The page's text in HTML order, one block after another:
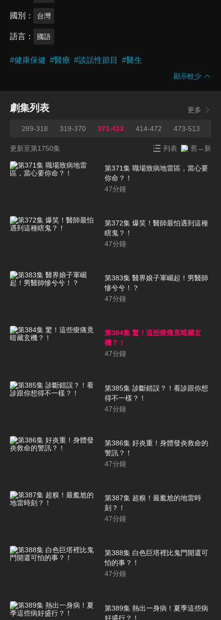
國別 台灣
語言 國語
#健康保健 #醫療 #談話性節目 #醫生
顯示較少
劇集列表 更多
289-318 319-370 371-413 414-472 473-513
更新至第1750集 列表 舊→新
第371集 職場致病地雷區，當心要
你命？！
47分鐘
第372集 爆笑！醫師最怕遇到這種
瞎鬼？！
47分鐘
第383集 醫界娘子軍崛起！男醫師
慘兮兮！？
47分鐘
第384集 驚！這些痠痛竟暗藏玄
機？！
47分鐘
第385集 診斷錯誤？！看診跟你想
得不一樣？！
47分鐘
第386集 好炎重！身體發炎救命的
警訊？！
47分鐘
第387集 超糗！最尷尬的地雷時
刻？！
47分鐘
第388集 白色巨塔裡比鬼門開還可
怕的事？！
47分鐘
第389集 熱出一身病！夏季這些病
好盛行？！